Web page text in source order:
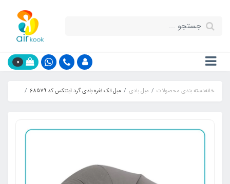
0
خانهدسته بندی محصولات مبل بادی مبل تک نفره بادی گرد اینتکس کد 68579